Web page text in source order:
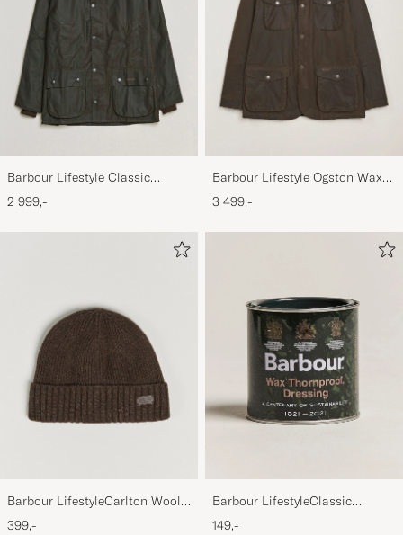
Barbour Lifestyle Classic
Bedale Jacket Olive
2 999,-
Barbour Lifestyle Ogston Waxed
Jacket Olive
3 499,-
Barbour LifestyleCarlton Wool
BeanieMid Brown
399,-
Barbour LifestyleClassic
Thornproof Dressing
149,-